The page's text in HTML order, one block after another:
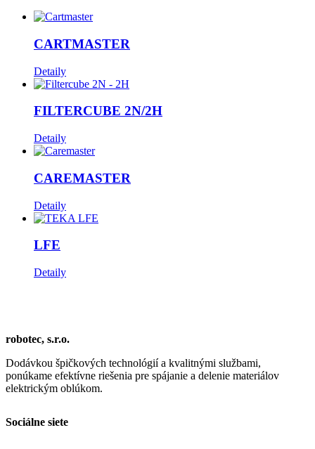
CARTMASTER
Detaily
FILTERCUBE 2N/2H
Detaily
CAREMASTER
Detaily
LFE
Detaily
robotec, s.r.o.
Dodávkou špičkových technológií a kvalitnými službami,
ponúkame efektívne riešenia pre spájanie a delenie materiálov
elektrickým oblúkom.
Sociálne siete